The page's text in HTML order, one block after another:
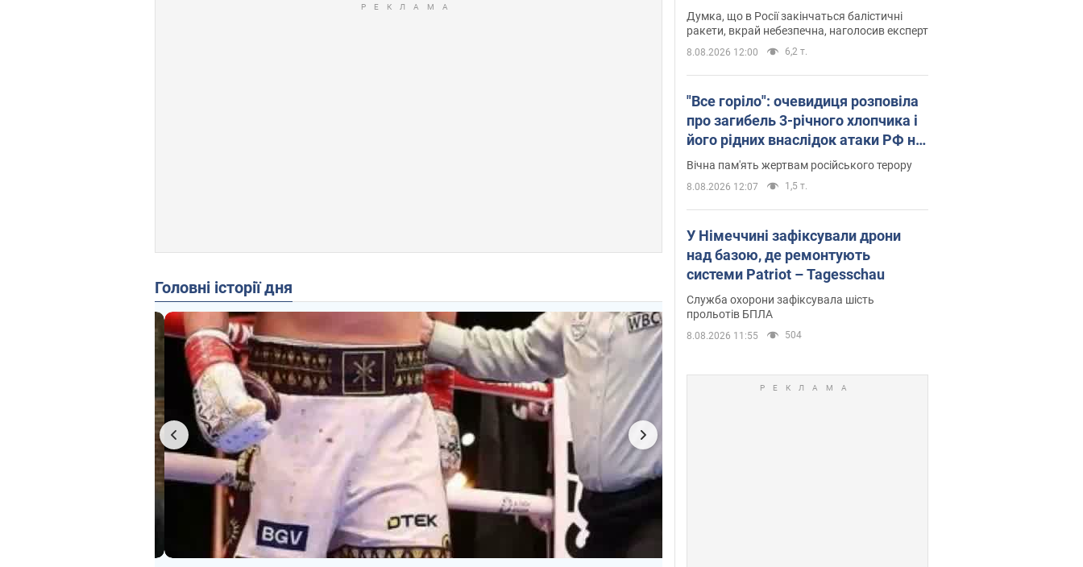
Головні історії дня
Інтерв’ю з Мельником
Думка, що в Росії закінчаться балістичні
ракети, вкрай небезпечна, наголосив експерт
8.08.2026 12:00 6,2 т.
"Все горіло": очевидиця розповіла
про загибель 3-річного хлопчика і
його рідних внаслідок атаки РФ на
Київщину. Відео та фото
Вічна пам'ять жертвам російського терору
8.08.2026 12:07 1,5 т.
У Німеччині зафіксували дрони
над базою, де ремонтують
системи Patriot – Tagesschau
Служба охорони зафіксувала шість
прольотів БПЛА
8.08.2026 11:55 504